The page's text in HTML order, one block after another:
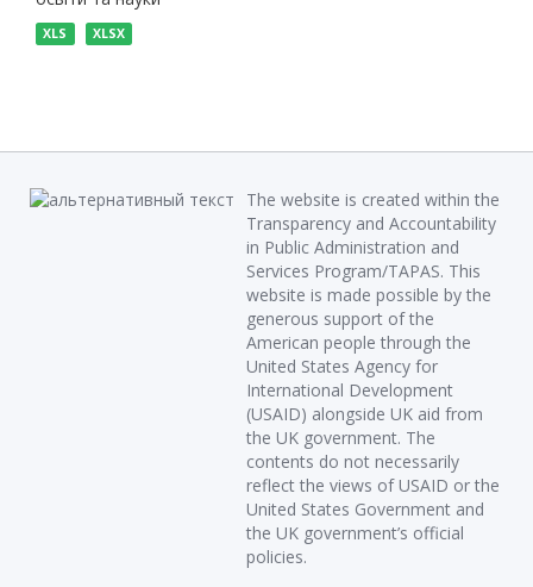
XLS XLSX
The website is created within the
Transparency and Accountability
in Public Administration and
Services Program/TAPAS. This
website is made possible by the
generous support of the
American people through the
United States Agency for
International Development
(USAID) alongside UK aid from
the UK government. The
contents do not necessarily
reflect the views of USAID or the
United States Government and
the UK government’s official
policies.